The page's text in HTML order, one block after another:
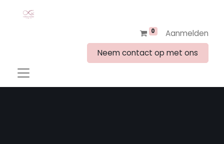
0
Aanmelden
Neem contact op met ons